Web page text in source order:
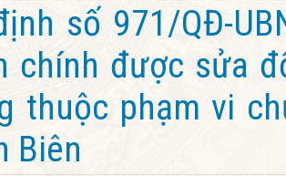
số 971/QĐ-
chính được sửa
thuộc phạm vi
Biên